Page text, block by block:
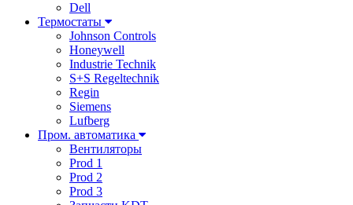
Dell
Термостаты
Johnson Controls
Honeywell
Industrie Technik
S+S Regeltechnik
Regin
Siemens
Lufberg
Пром. автоматика
Вентиляторы
Prod 1
Prod 2
Prod 3